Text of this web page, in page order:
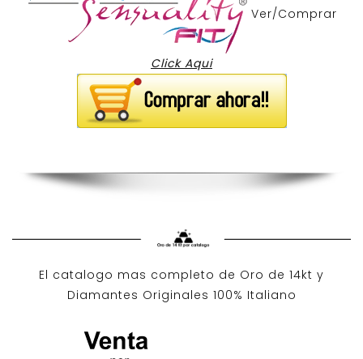
Ver/Comprar
Click Aqui
El catalogo mas completo de Oro de 14kt y
Diamantes Originales 100% Italiano